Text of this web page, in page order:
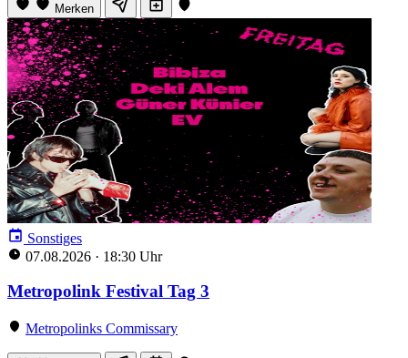
Merken
Sonstiges
07.08.2026 · 18:30 Uhr
Metropolink Festival Tag 3
Metropolinks Commissary